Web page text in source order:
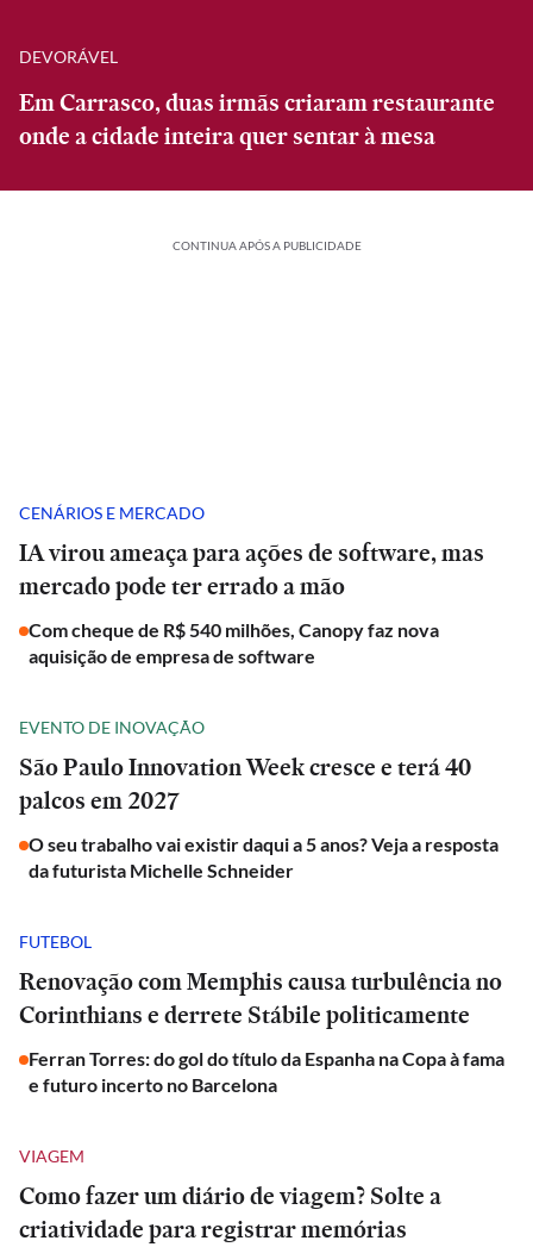
DEVORÁVEL
Em Carrasco, duas irmãs criaram restaurante
onde a cidade inteira quer sentar à mesa
CONTINUA APÓS A PUBLICIDADE
CENÁRIOS E MERCADO
IA virou ameaça para ações de software, mas
mercado pode ter errado a mão
Com cheque de R$ 540 milhões, Canopy faz nova
aquisição de empresa de software
EVENTO DE INOVAÇÃO
São Paulo Innovation Week cresce e terá 40
palcos em 2027
O seu trabalho vai existir daqui a 5 anos? Veja a resposta
da futurista Michelle Schneider
FUTEBOL
Renovação com Memphis causa turbulência no
Corinthians e derrete Stábile politicamente
Ferran Torres: do gol do título da Espanha na Copa à fama
e futuro incerto no Barcelona
VIAGEM
Como fazer um diário de viagem? Solte a
criatividade para registrar memórias